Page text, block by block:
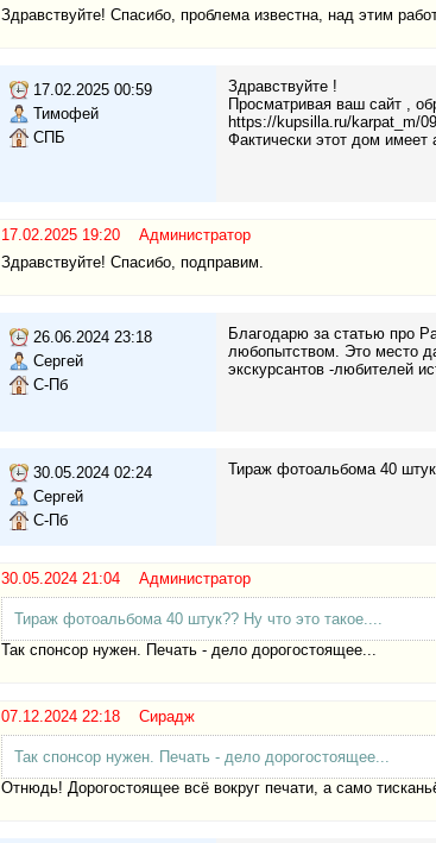
Здравствуйте! Спасибо, проблема известна, над этим
17.02.2025 00:59
Тимофей
СПБ
Здравствуйте !
Просматривая ваш сайт ,
https://kupsilla.ru/karpat_m/
Фактически этот дом
17.02.2025 19:20 Администратор
Здравствуйте! Спасибо, подправим.
26.06.2024 23:18
Сергей
С-Пб
Благодарю за статью про
любопытством. Это место
экскурсантов -любителей
30.05.2024 02:24
Сергей
С-Пб
Тираж фотоальбома 40
30.05.2024 21:04 Администратор
Тираж фотоальбома 40 штук?? Ну что это такое....
Так спонсор нужен. Печать - дело дорогостоящее...
07.12.2024 22:18 Сирадж
Так спонсор нужен. Печать - дело дорогостоящее...
Отнюдь! Дорогостоящее всё вокруг печати, а само